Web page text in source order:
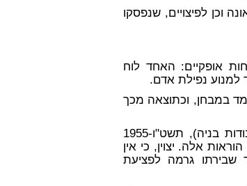
וכן לפיצויים, שנפסקו
אופקיים: האחד לוח
למנוע נפילת אדם.
במבחן, וכתוצאה מכך
לגבי מעקות מעין אלה מצויות הוראות בתקנות הבטיחות בעבודה (עבודות בניה), תשט"ו-1955
אלה. יצוין, כי אין
שבירתו גרמה לפציעת